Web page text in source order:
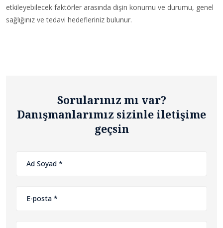
etkileyebilecek faktörler arasında dişin konumu ve durumu, genel
sağlığınız ve tedavi hedefleriniz bulunur.
Sorularınız mı var?
Danışmanlarımız sizinle iletişime
geçsin